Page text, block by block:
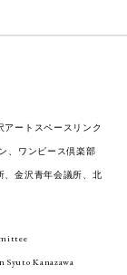
アートスペースリンク
、ワンピース倶楽部
、金沢青年会議所、北
Kanazawa